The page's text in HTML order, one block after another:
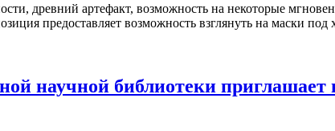
древний артефакт, возможность на некоторые
предоставляет возможность взглянуть на маски
научной библиотеки